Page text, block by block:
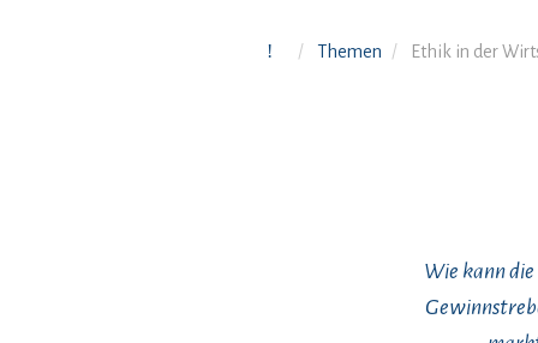
Themen Ethik in der
Wie kann